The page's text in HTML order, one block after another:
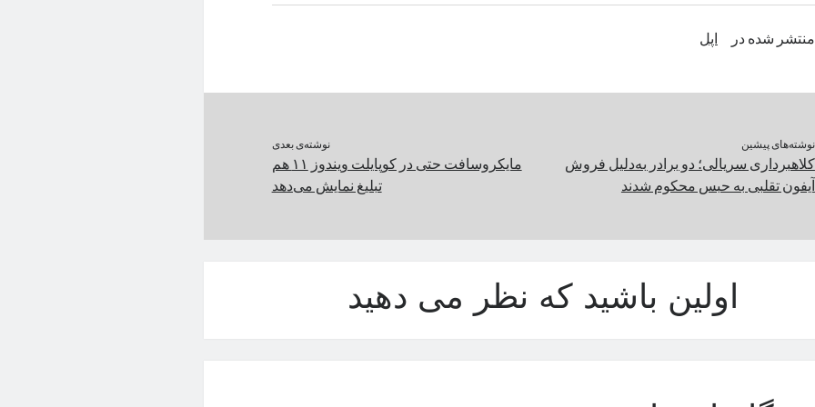
منتشر شده در اپل
نوشته‌های پیشین
کلاهبرداری سریالی؛ دو برادر به‌دلیل فروش
آیفون تقلبی به حبس محکوم شدند
نوشته‌ی بعدی
مایکروسافت حتی در کوپایلت ویندوز ۱۱ هم
تبلیغ نمایش می‌دهد
اولین باشید که نظر می دهید